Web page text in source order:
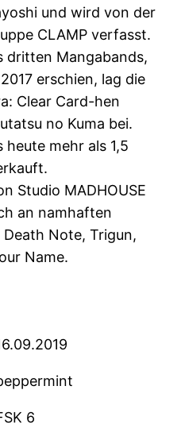
und wird von der
CLAMP verfasst.
dritten Mangabands,
erschien, lag die
Clear Card-hen
no Kuma bei.
heute mehr als 1,5
Studio MADHOUSE
an namhaften
Note, Trigun,
Name.
6